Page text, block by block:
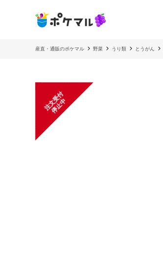
産直・通販のポケマル 野菜 うり類 とうがん
注
文
受
付
停
止
中